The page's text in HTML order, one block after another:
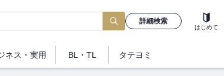
詳細検索
はじめて
ネス ・実用 BL・TL タテヨミ